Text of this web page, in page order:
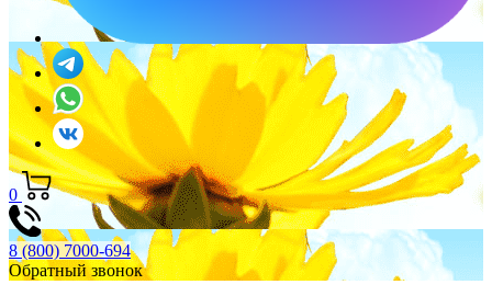
0
8 (800) 7000-694
Обратный звонок